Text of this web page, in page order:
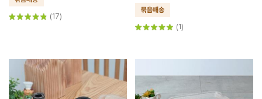
(17)
(1)